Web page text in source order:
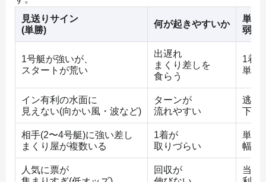
見送りサイン
(単勝)
何が起きやすいか
単勝
弱く
1号艇が強いが、
スタートが荒い
出遅れ
まくり差しを
食らう
1着
単勝
イン有利の水面に
見えない(向かい風・波など)
ターンが
流れやすい
逃げ
下が
相手(2〜4号艇)に強い差し
まくり屋が複数いる
1着が
取りづらい
単勝
幅に
人気に票が
回収が
当た